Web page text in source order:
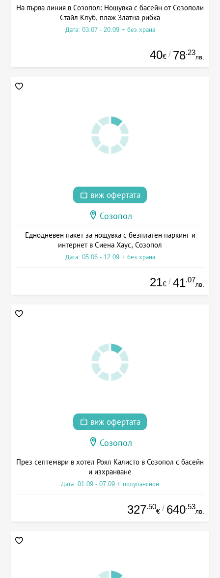
На първа линия в Созопол: Нощувка с басейн от Созополи
Стайл Клуб, плаж Златна рибка
Дата: 03.07 - 20.09 + без храна
40€ / 78.23
лв.
виж офертата
Созопол
Еднодневен пакет за нощувка с безплатен паркинг и
интернет в Сиена Хаус, Созопол
Дата: 05.06 - 12.09 + без храна
21€ / 41.07
лв.
виж офертата
Созопол
През септември в хотел Роял Калисто в Созопол с басейн
и изхранване
Дата: 01.09 - 07.09 + полупансион
327.50
€ / 640.53
лв.